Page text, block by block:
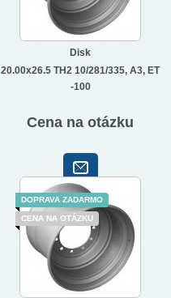
Disk
20.00x26.5 TH2 10/281/335, A3, ET
-100
Cena na otázku
DOPRAVA ZADARMO
CENA NA OTÁZKU